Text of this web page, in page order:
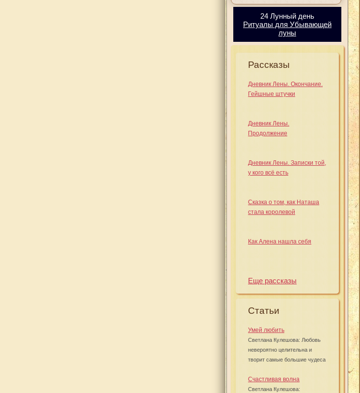
24 Лунный день
Ритуалы для Убывающей
луны
Рассказы
Дневник Лены. Окончание.
Гейшные штучки
Дневник Лены.
Продолжение
Дневник Лены. Записки той,
у кого всё есть
Сказка о том, как Наташа
стала королевой
Как Алена нашла себя
Еще рассказы
Статьи
Умей любить
Светлана Кулешова: Любовь
невероятно целительна и
творит самые большие чудеса
Счастливая волна
Светлана Кулешова: